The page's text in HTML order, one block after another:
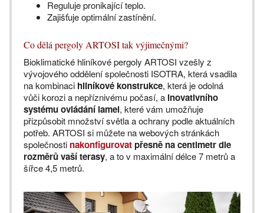
Reguluje pronikající teplo.
Zajišťuje optimální zastínění.
Co dělá pergoly ARTOSI tak výjimečnými?
Bioklimatické hliníkové pergoly ARTOSI vzešly z
vývojového oddělení společnosti ISOTRA, která vsadila
na kombinaci hliníkové konstrukce, která je odolná
vůči korozi a nepříznivému počasí, a inovativního
systému ovládání lamel, které vám umožňuje
přizpůsobit množství světla a ochrany podle aktuálních
potřeb. ARTOSI si můžete na webových stránkách
společnosti nakonfigurovatpřesně na centimetr dle
rozměrů vaší terasy, a to v maximální délce 7 metrů a
šířce 4,5 metrů.